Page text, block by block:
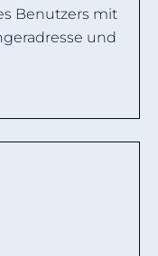
Benutzers mit
und